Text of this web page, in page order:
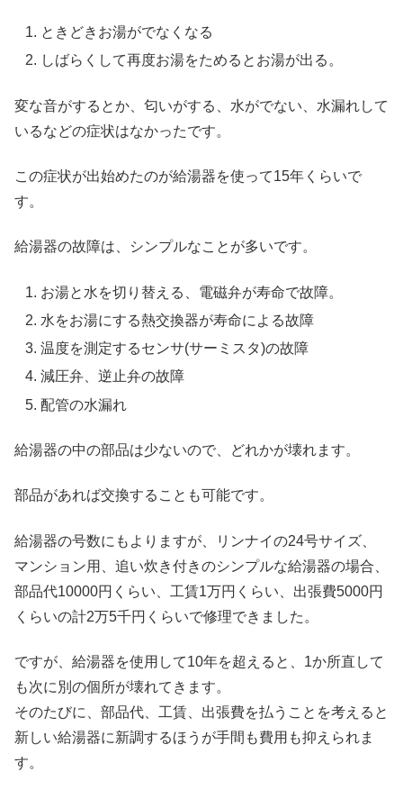
ときどきお湯がでなくなる
しばらくして再度お湯をためるとお湯が出る。
変な音がするとか、匂いがする、水がでない、水漏れして
いるなどの症状はなかったです。
この症状が出始めたのが給湯器を使って15年くらいで
す。
給湯器の故障は、シンプルなことが多いです。
お湯と水を切り替える、電磁弁が寿命で故障。
水をお湯にする熱交換器が寿命による故障
温度を測定するセンサ(サーミスタ)の故障
減圧弁、逆止弁の故障
配管の水漏れ
給湯器の中の部品は少ないので、どれかが壊れます。
部品があれば交換することも可能です。
給湯器の号数にもよりますが、リンナイの24号サイズ、
マンション用、追い炊き付きのシンプルな給湯器の場合、
部品代10000円くらい、工賃1万円くらい、出張費5000円
くらいの計2万5千円くらいで修理できました。
ですが、給湯器を使用して10年を超えると、1か所直して
も次に別の個所が壊れてきます。
そのたびに、部品代、工賃、出張費を払うことを考えると
新しい給湯器に新調するほうが手間も費用も抑えられま
す。